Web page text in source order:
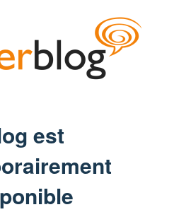
est